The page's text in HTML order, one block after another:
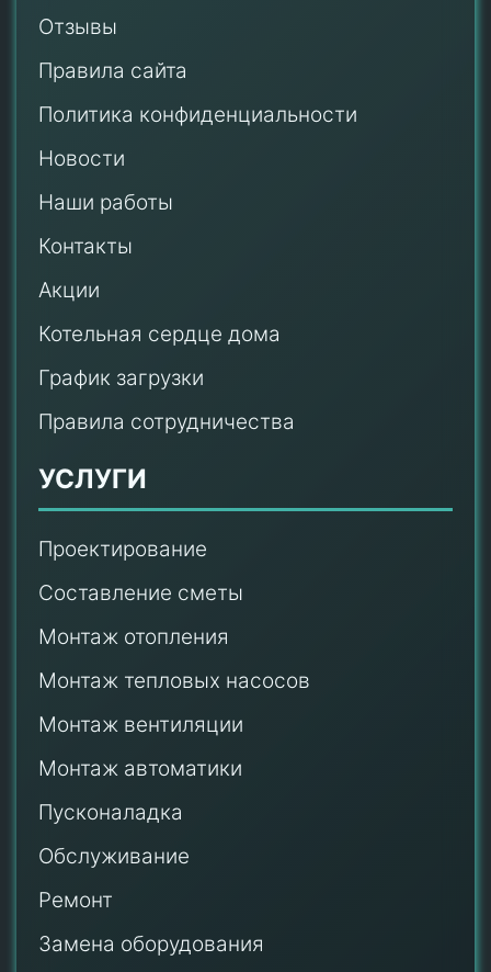
Отзывы
Правила сайта
Политика конфиденциальности
Новости
Наши работы
Контакты
Акции
Котельная сердце дома
График загрузки
Правила сотрудничества
УСЛУГИ
Проектирование
Составление сметы
Монтаж отопления
Монтаж тепловых насосов
Монтаж вентиляции
Монтаж автоматики
Пусконаладка
Обслуживание
Ремонт
Замена оборудования